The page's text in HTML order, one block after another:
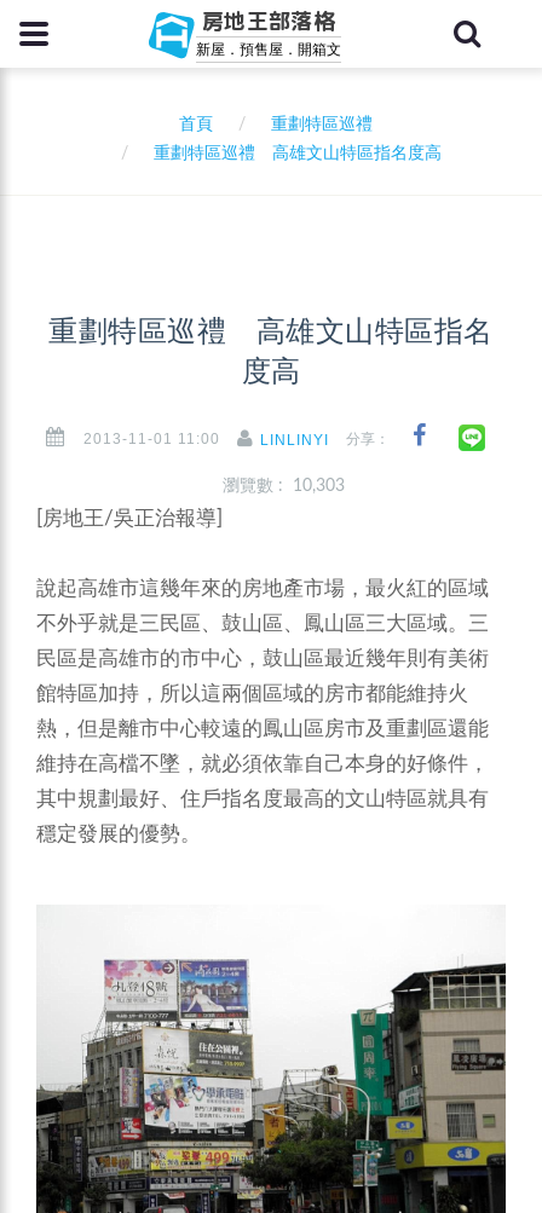
房地王部落格
新屋．預售屋．開箱文
首頁
重劃特區巡禮
重劃特區巡禮 高雄文山特區指名度高
重劃特區巡禮 高雄文山特區指名
度高
2013-11-01 11:00 LINLINYI 分享：
瀏覽數 : 10,303
[房地王/吳正治報導]
說起高雄市這幾年來的房地產市場，最火紅的區域
不外乎就是三民區、鼓山區、鳳山區三大區域。三
民區是高雄市的市中心，鼓山區最近幾年則有美術
館特區加持，所以這兩個區域的房市都能維持火
熱，但是離市中心較遠的鳳山區房市及重劃區還能
維持在高檔不墜，就必須依靠自己本身的好條件，
其中規劃最好、住戶指名度最高的文山特區就具有
穩定發展的優勢。